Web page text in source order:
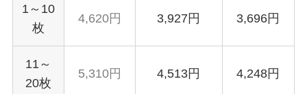
1～10
枚
4,620円 3,927円 3,696円
11～
20枚
5,310円 4,513円 4,248円